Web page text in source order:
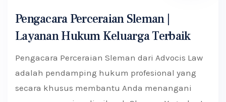
Pengacara Perceraian Sleman |
Layanan Hukum Keluarga Terbaik
Pengacara Perceraian Sleman dari Advocis Law
adalah pendamping hukum profesional yang
secara khusus membantu Anda menangani